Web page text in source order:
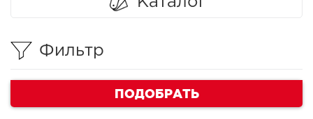
Фильтр
ПОДОБРАТЬ